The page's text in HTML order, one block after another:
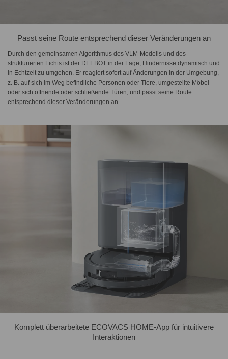
Passt seine Route entsprechend dieser Veränderungen an
Durch den gemeinsamen Algorithmus des VLM-Modells und des
strukturierten Lichts ist der DEEBOT in der Lage, Hindernisse dynamisch und
in Echtzeit zu umgehen. Er reagiert sofort auf Änderungen in der Umgebung,
z. B. auf sich im Weg befindliche Personen oder Tiere, umgestellte Möbel
oder sich öffnende oder schließende Türen, und passt seine Route
entsprechend dieser Veränderungen an.
Komplett überarbeitete ECOVACS HOME-App für intuitivere
Interaktionen